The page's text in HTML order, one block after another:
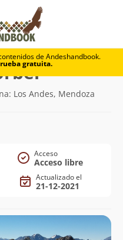
de Andeshandbook.
gratuita.(4.596m)
Los Andes, Mendoza
Acceso
Acceso libre
Actualizado el
21-12-2021